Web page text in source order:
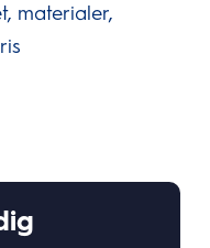
materialer,